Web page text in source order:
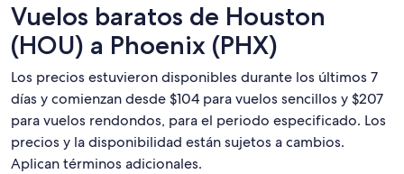
Vuelos baratos de Houston
(HOU) a Phoenix (PHX)
Los precios estuvieron disponibles durante los últimos 7
días y comienzan desde $104 para vuelos sencillos y $207
para vuelos rendondos, para el periodo especificado. Los
precios y la disponibilidad están sujetos a cambios.
Aplican términos adicionales.